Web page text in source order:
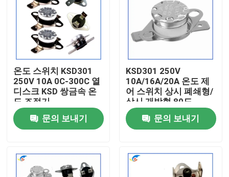
제품
온도 스위치 KSD301
250V 10A 0C-300C 열
디스크 KSD 쌍금속 온
도 조절기
문의 보내기
KSD301 250V
10A/16A/20A 온도 제
어 스위치 상시 폐쇄형/
상시 개방형 80도
문의 보내기